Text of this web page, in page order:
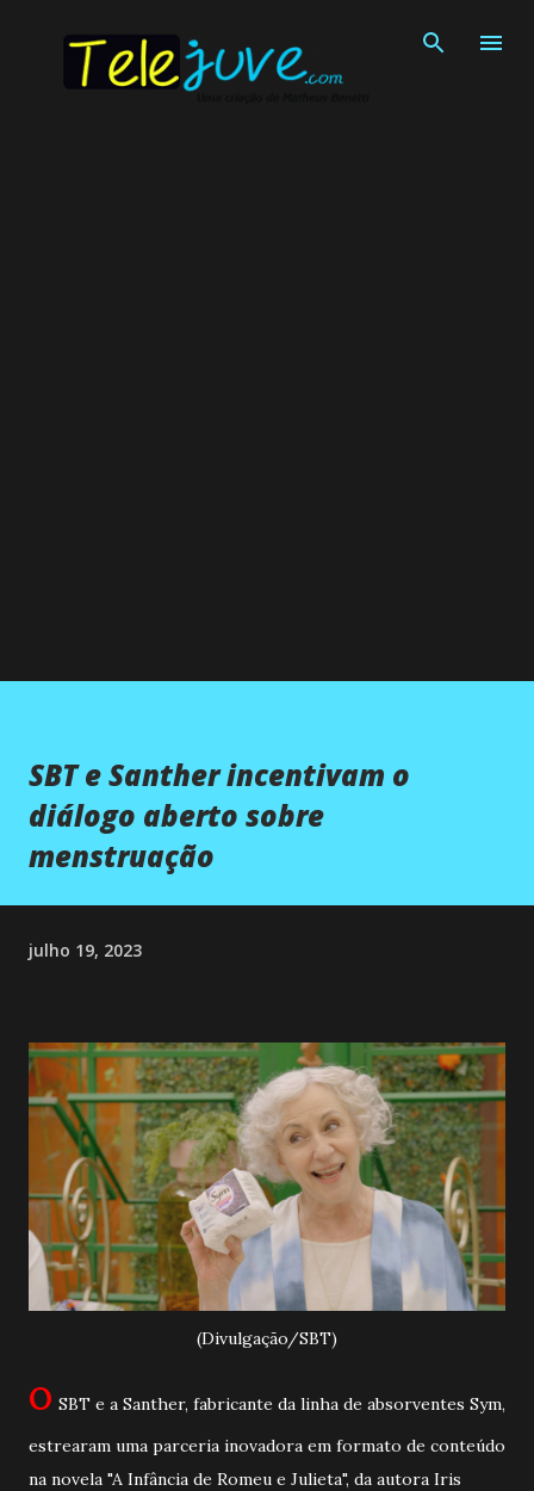
SBT e Santher incentivam o
diálogo aberto sobre
menstruação
julho 19, 2023
(Divulgação/SBT)
O SBT e a Santher, fabricante da linha de absorventes Sym,
estrearam uma parceria inovadora em formato de conteúdo
na novela "A Infância de Romeu e Julieta", da autora Iris